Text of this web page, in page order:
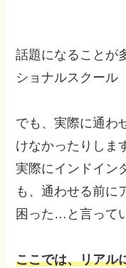
話題になることが
ショナルスクール
でも、実際に通わ
けなかったりしま
実際にインドイン
も、通わせる前に
困った…と言って
ここでは、リアル